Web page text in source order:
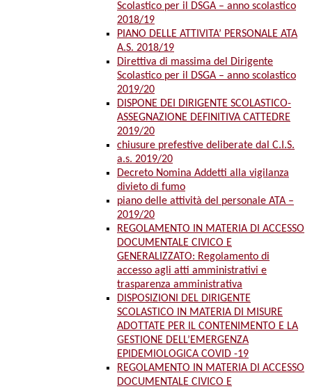
Scolastico per il DSGA – anno scolastico
2018/19
PIANO DELLE ATTIVITA’ PERSONALE ATA
A.S. 2018/19
Direttiva di massima del Dirigente
Scolastico per il DSGA – anno scolastico
2019/20
DISPONE DEI DIRIGENTE SCOLASTICO-
ASSEGNAZIONE DEFINITIVA CATTEDRE
2019/20
chiusure prefestive deliberate dal C.I.S.
a.s. 2019/20
Decreto Nomina Addetti alla vigilanza
divieto di fumo
piano delle attività del personale ATA –
2019/20
REGOLAMENTO IN MATERIA DI ACCESSO
DOCUMENTALE CIVICO E
GENERALIZZATO: Regolamento di
accesso agli atti amministrativi e
trasparenza amministrativa
DISPOSIZIONI DEL DIRIGENTE
SCOLASTICO IN MATERIA DI MISURE
ADOTTATE PER IL CONTENIMENTO E LA
GESTIONE DELL’EMERGENZA
EPIDEMIOLOGICA COVID -19
REGOLAMENTO IN MATERIA DI ACCESSO
DOCUMENTALE CIVICO E